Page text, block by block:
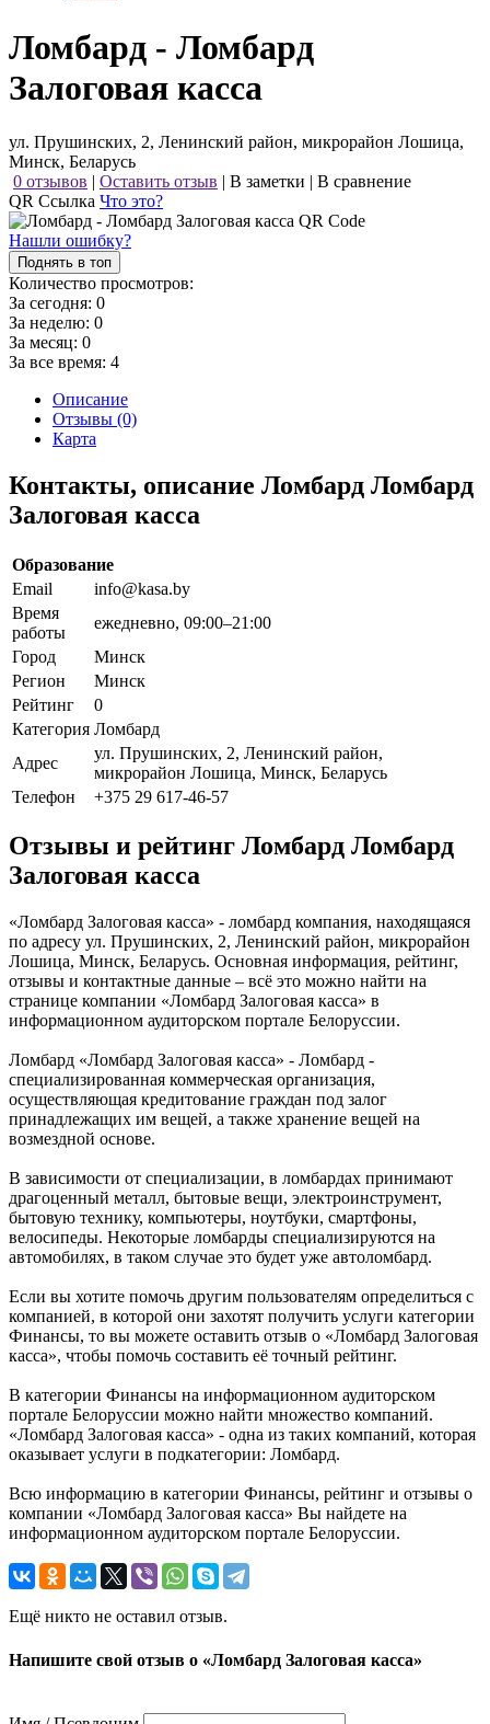
Ломбард - Ломбард
Залоговая касса
ул. Прушинских, 2, Ленинский район, микрорайон Лошица,
Минск, Беларусь
0 отзывов | Оставить отзыв | В заметки | В сравнение
QR Ссылка Что это?
Нашли ошибку?
Поднять в топ
Количество просмотров:
За сегодня: 0
За неделю: 0
За месяц: 0
За все время: 4
Описание
Отзывы (0)
Карта
Контакты, описание Ломбард Ломбард
Залоговая касса
Образование
Email
info@kasa.by
Время
работы
ежедневно, 09:00–21:00
Город
Минск
Регион
Минск
Рейтинг
0
Категория Ломбард
Адрес
ул. Прушинских, 2, Ленинский район,
микрорайон Лошица, Минск, Беларусь
Телефон
+375 29 617-46-57
Отзывы и рейтинг Ломбард Ломбард
Залоговая касса
«Ломбард Залоговая касса» - ломбард компания, находящаяся
по адресу ул. Прушинских, 2, Ленинский район, микрорайон
Лошица, Минск, Беларусь. Основная информация, рейтинг,
отзывы и контактные данные – всё это можно найти на
странице компании «Ломбард Залоговая касса» в
информационном аудиторском портале Белоруссии.
Ломбард «Ломбард Залоговая касса» - Ломбард -
специализированная коммерческая организация,
осуществляющая кредитование граждан под залог
принадлежащих им вещей, а также хранение вещей на
возмездной основе.
В зависимости от специализации, в ломбардах принимают
драгоценный металл, бытовые вещи, электроинструмент,
бытовую технику, компьютеры, ноутбуки, смартфоны,
велосипеды. Некоторые ломбарды специализируются на
автомобилях, в таком случае это будет уже автоломбард.
Если вы хотите помочь другим пользователям определиться с
компанией, в которой они захотят получить услуги категории
Финансы, то вы можете оставить отзыв о «Ломбард Залоговая
касса», чтобы помочь составить её точный рейтинг.
В категории Финансы на информационном аудиторском
портале Белоруссии можно найти множество компаний.
«Ломбард Залоговая касса» - одна из таких компаний, которая
оказывает услуги в подкатегории: Ломбард.
Всю информацию в категории Финансы, рейтинг и отзывы о
компании «Ломбард Залоговая касса» Вы найдете на
информационном аудиторском портале Белоруссии.
Ещё никто не оставил отзыв.
Напишите свой отзыв о «Ломбард Залоговая касса»